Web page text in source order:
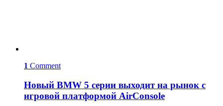
1 Comment
Новый BMW 5 серии выходит на рынок с
игровой платформой AirConsole